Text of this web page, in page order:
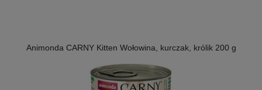
Animonda CARNY Kitten Wołowina, kurczak, królik 200 g